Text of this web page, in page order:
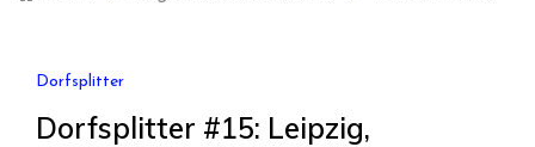
Dorfsplitter
Dorfsplitter #15: Leipzig,